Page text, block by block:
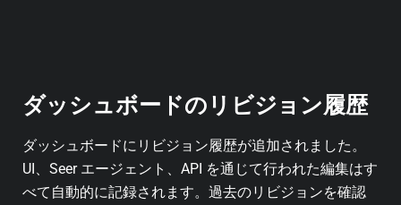
ダッシュボードのリビジョン履歴
ダッシュボードにリビジョン履歴が追加されました。
UI、Seer エージェント、API を通じて行われた編集はす
べて自動的に記録されます。過去のリビジョンを確認